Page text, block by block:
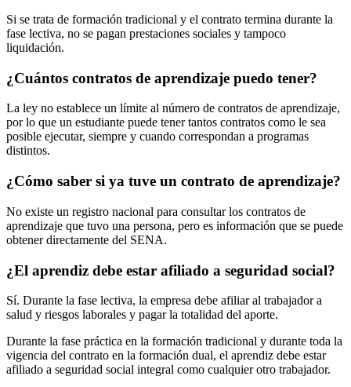
Si se trata de formación tradicional y el contrato termina durante la
fase lectiva, no se pagan prestaciones sociales y tampoco
liquidación.
¿Cuántos contratos de aprendizaje puedo tener?
La ley no establece un límite al número de contratos de aprendizaje,
por lo que un estudiante puede tener tantos contratos como le sea
posible ejecutar, siempre y cuando correspondan a programas
distintos.
¿Cómo saber si ya tuve un contrato de aprendizaje?
No existe un registro nacional para consultar los contratos de
aprendizaje que tuvo una persona, pero es información que se puede
obtener directamente del SENA.
¿El aprendiz debe estar afiliado a seguridad social?
Sí. Durante la fase lectiva, la empresa debe afiliar al trabajador a
salud y riesgos laborales y pagar la totalidad del aporte.
Durante la fase práctica en la formación tradicional y durante toda la
vigencia del contrato en la formación dual, el aprendiz debe estar
afiliado a seguridad social integral como cualquier otro trabajador.